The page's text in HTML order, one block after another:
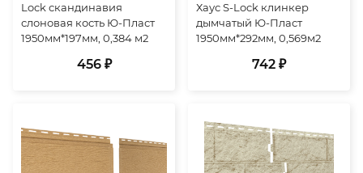
Lock скандинавия
слоновая кость Ю-Пласт
1950мм*197мм, 0,384 м2
456 ₽
Хаус S-Lock клинкер
дымчатый Ю-Пласт
1950мм*292мм, 0,569м2
742 ₽